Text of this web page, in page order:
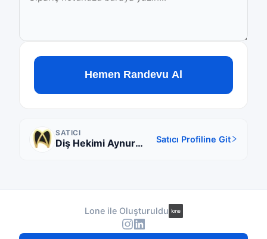
Hemen Randevu Al
SATICI
Diş Hekimi Aynur
Satıcı Profiline Git
Lone ile Oluşturuldu